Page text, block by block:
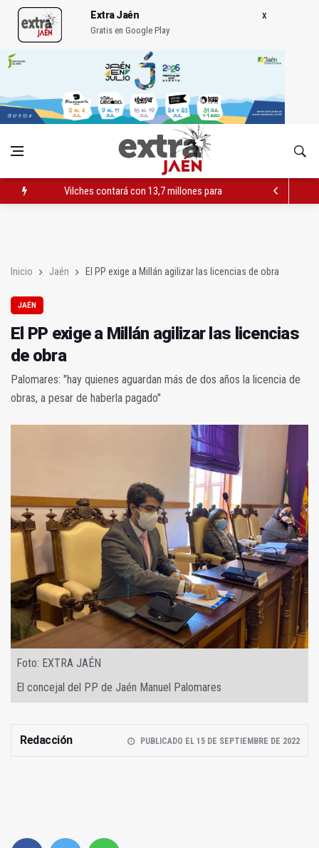
Extra Jaén
Gratis en Google Play
Vilches contará con 13,7 millones para los daños del temporal
Inicio Jaén El PP exige a Millán agilizar las licencias de obra
JAÉN
El PP exige a Millán agilizar las licencias
de obra
Palomares: "hay quienes aguardan más de dos años la licencia de
obras, a pesar de haberla pagado"
Foto: EXTRA JAÉN
El concejal del PP de Jaén Manuel Palomares
Redacción PUBLICADO EL 15 DE SEPTIEMBRE DE 2022